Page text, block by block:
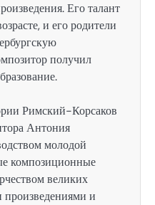
Его талант
и его родители
получил
Римский-Корсаков
Антония
молодой
композиционные
великих
и